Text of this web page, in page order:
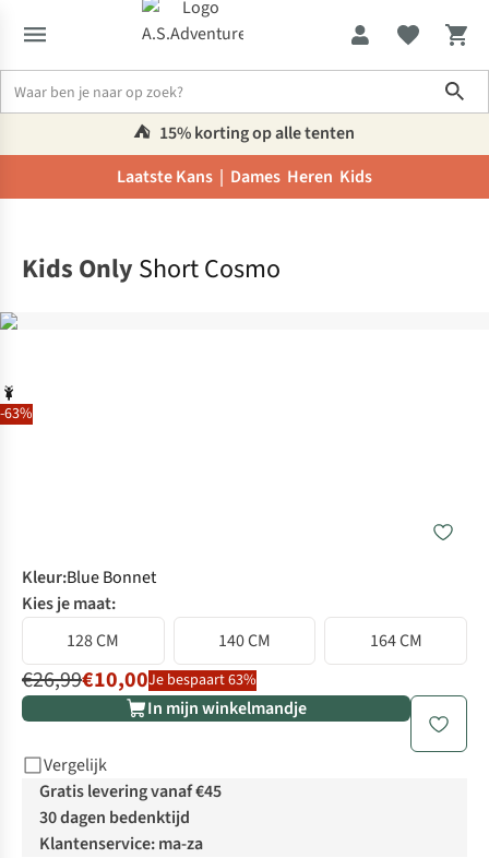
⛺️ 15% korting op alle tenten
Laatste Kans | Dames Heren Kids
-63%
Kids Only Short Cosmo
Kleur:Blue Bonnet
Kies je maat:
128 CM
140 CM 164 CM
€26,99€10,00Je bespaart 63%
In mijn winkelmandje
Vergelijk
Gratis levering vanaf €45
30 dagen bedenktijd
Klantenservice: ma-za